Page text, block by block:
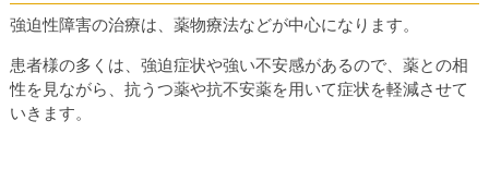
強迫性障害の治療は、薬物療法などが中心になります。
患者様の多くは、強迫症状や強い不安感があるので、薬との相
性を見ながら、抗うつ薬や抗不安薬を用いて症状を軽減させて
いきます。